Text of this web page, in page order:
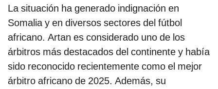
La situación ha generado indignación en
Somalia y en diversos sectores del fútbol
africano. Artan es considerado uno de los
árbitros más destacados del continente y había
sido reconocido recientemente como el mejor
árbitro africano de 2025. Además, su